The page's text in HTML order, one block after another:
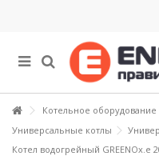
Котельное оборудование
Универсальные котлы
Котел водогрейный GREENOx.e